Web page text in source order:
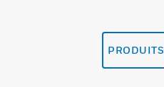
PRODUITS